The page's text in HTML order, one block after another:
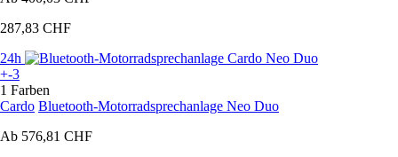
287,83 CHF
24h
+-3
1 Farben
Cardo Bluetooth-Motorradsprechanlage Neo Duo
Ab 576,81 CHF